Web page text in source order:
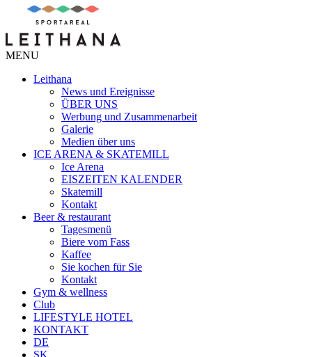
MENU
Leithana
News und Ereignisse
ÜBER UNS
Werbung und Zusammenarbeit
Galerie
Medien über uns
ICE ARENA & SKATEMILL
Ice Arena
EISZEITEN KALENDER
Skatemill
Kontakt
Beer & restaurant
Tagesmenü
Biere vom Fass
Kaffee
Sie kochen für Sie
Kontakt
Gym & wellness
Club
LIFESTYLE HOTEL
KONTAKT
DE
SK